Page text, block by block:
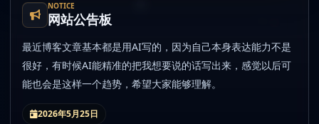
NOTICE
网站公告板
最近博客文章基本都是用AI写的，因为自己本身表达能力不是
很好，有时候AI能精准的把我想要说的话写出来，感觉以后可
能也会是这样一个趋势，希望大家能够理解。
2026年5月25日